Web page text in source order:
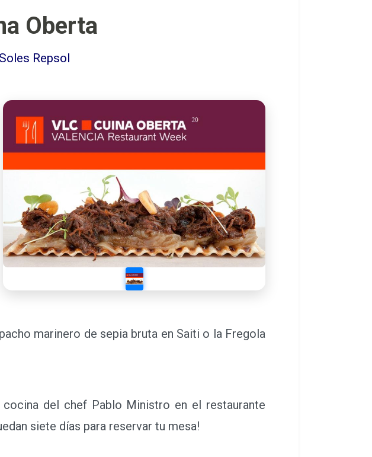
Oberta
Repsol
marinero de sepia bruta en Saiti o la Fregola
del chef Pablo Ministro en el restaurante
siete días para reservar tu mesa!